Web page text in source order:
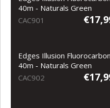
40m - Naturals Green
CAC901
Edges Illusion
40m - Naturals Green
CAC902